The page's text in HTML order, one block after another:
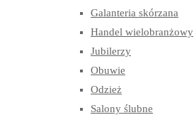
Galanteria skórzana
Handel wielobranżowy
Jubilerzy
Obuwie
Odzież
Salony ślubne